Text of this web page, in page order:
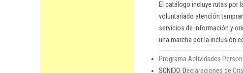
El catálogo incluye rutas por
voluntariado atención
servicios de información y
una marcha por la inclusión
Programa Actividades
SONIDO. Declaraciones de